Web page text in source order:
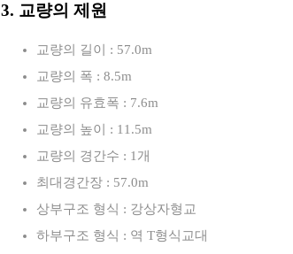
3. 교량의 제원
교량의 길이 : 57.0m
교량의 폭 : 8.5m
교량의 유효폭 : 7.6m
교량의 높이 : 11.5m
교량의 경간수 : 1개
최대경간장 : 57.0m
상부구조 형식 : 강상자형교
하부구조 형식 : 역 T형식교대